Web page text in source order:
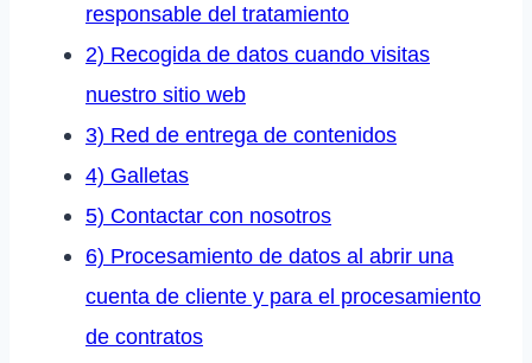
responsable del tratamiento
2) Recogida de datos cuando visitas
nuestro sitio web
3) Red de entrega de contenidos
4) Galletas
5) Contactar con nosotros
6) Procesamiento de datos al abrir una
cuenta de cliente y para el procesamiento
de contratos